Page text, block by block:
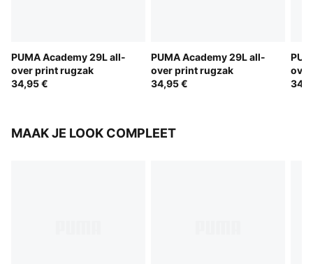
PUMA Academy 29L all-
over print rugzak
34,95 €
PUMA Academy 29L all-
over print rugzak
34,95 €
MAAK JE LOOK COMPLEET